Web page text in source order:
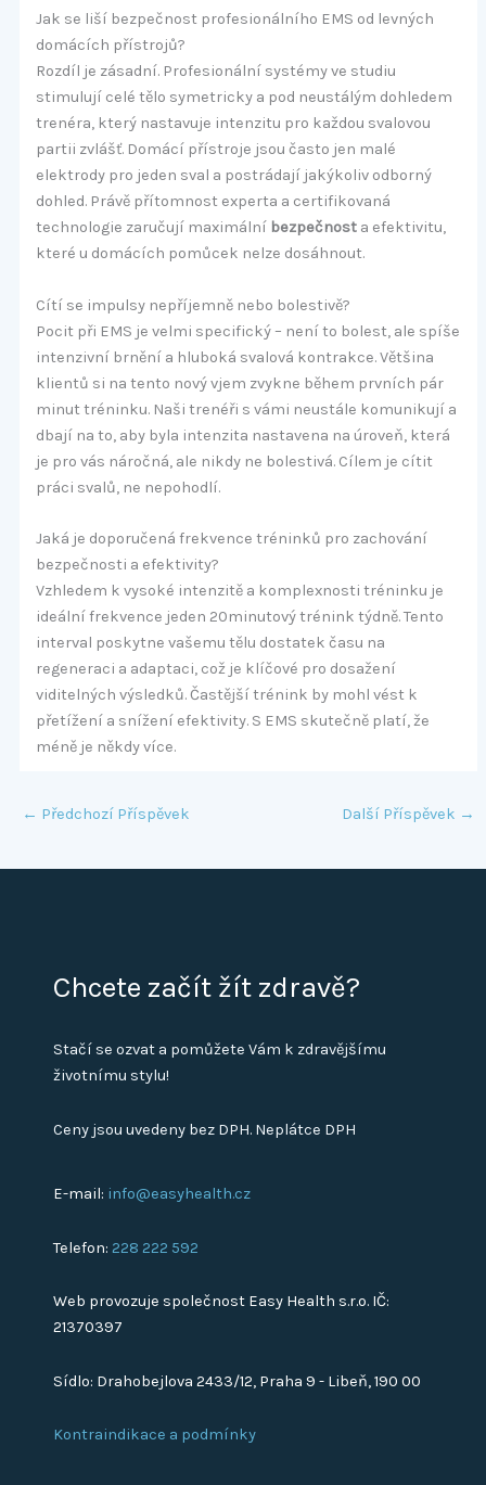
Jak se liší bezpečnost profesionálního EMS od levných
domácích přístrojů?
Rozdíl je zásadní. Profesionální systémy ve studiu
stimulují celé tělo symetricky a pod neustálým dohledem
trenéra, který nastavuje intenzitu pro každou svalovou
partii zvlášť. Domácí přístroje jsou často jen malé
elektrody pro jeden sval a postrádají jakýkoliv odborný
dohled. Právě přítomnost experta a certifikovaná
technologie zaručují maximální bezpečnosta efektivitu,
které u domácích pomůcek nelze dosáhnout.
Cítí se impulsy nepříjemně nebo bolestivě?
Pocit při EMS je velmi specifický – není to bolest, ale spíše
intenzivní brnění a hluboká svalová kontrakce. Většina
klientů si na tento nový vjem zvykne během prvních pár
minut tréninku. Naši trenéři s vámi neustále komunikují a
dbají na to, aby byla intenzita nastavena na úroveň, která
je pro vás náročná, ale nikdy ne bolestivá. Cílem je cítit
práci svalů, ne nepohodlí.
Jaká je doporučená frekvence tréninků pro zachování
bezpečnosti a efektivity?
Vzhledem k vysoké intenzitě a komplexnosti tréninku je
ideální frekvence jeden 20minutový trénink týdně. Tento
interval poskytne vašemu tělu dostatek času na
regeneraci a adaptaci, což je klíčové pro dosažení
viditelných výsledků. Častější trénink by mohl vést k
přetížení a snížení efektivity. S EMS skutečně platí, že
méně je někdy více.
← Předchozí Příspěvek Další Příspěvek →
Chcete začít žít zdravě?
Stačí se ozvat a pomůžete Vám k zdravějšímu
životnímu stylu!
Ceny jsou uvedeny bez DPH. Neplátce DPH
E-mail: info@easyhealth.cz
Telefon:228 222 592
Web provozuje společnost Easy Health s.r.o. IČ:
21370397
Sídlo: Drahobejlova 2433/12, Praha 9 - Libeň, 190 00
Kontraindikace a podmínky